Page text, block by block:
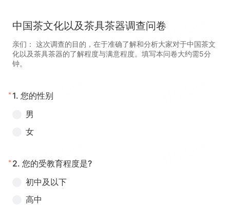
中国茶文化以及茶具茶器调查问卷
亲们： 这次调查的目的，在于准确了解和分析大家对于中国茶文
化以及茶具茶器的了解程度与满意程度。填写本问卷大约需5分
钟。
* 1. 您的性别
男
女
* 2. 您的受教育程度是?
初中及以下
高中